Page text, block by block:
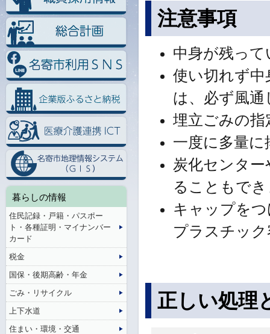
注意事項
中身が残っ
使い切れず
は、必ず風
埋立ごみの
一度に多量
炭化センタ
ることもで
キャップを
プラスチッ
正しい処理
暮らしの情報
住民記録・戸籍・パスポー
ト・各種証明・マイナンバー
カード
税金
国保・後期高齢・年金
ごみ・リサイクル
上下水道
住まい・環境・交通